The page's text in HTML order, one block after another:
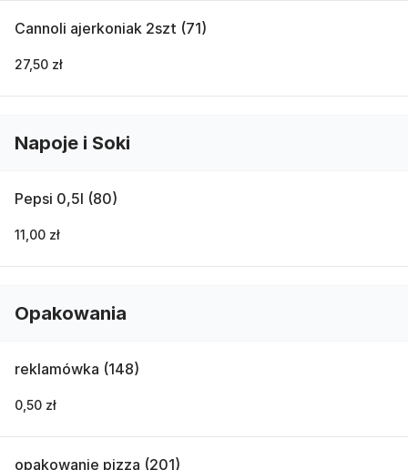
Cannoli ajerkoniak 2szt (71)
27,50 zł
Napoje i Soki
Pepsi 0,5l (80)
11,00 zł
Opakowania
reklamówka (148)
0,50 zł
opakowanie pizza (201)